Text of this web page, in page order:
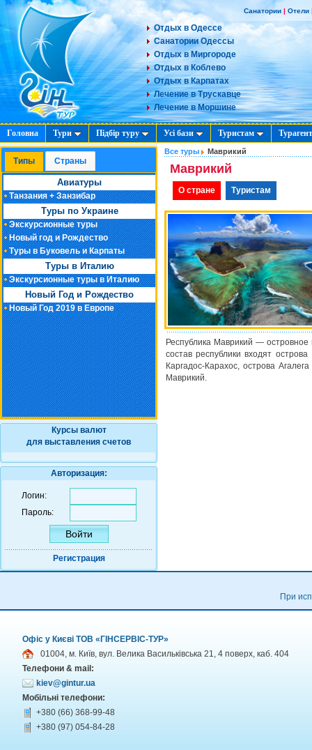
Санатории | Отели
Отдых в Одессе
Санатории Одессы
Отдых в Миргороде
Отдых в Коблево
Отдых в Карпатах
Лечение в Трускавце
Лечение в Моршине
Головна Тури Підбір туру Усі бази Туристам
Типы Cтраны
Авиатуры
Танзания + Занзибар
Туры по Украине
Экскурсионные туры
Новый год и Рождество
Туры в Буковель и Карпаты
Туры в Италию
Экскурсионные туры в Италию
Новый Год и Рождество
Новый Год 2019 в Европе
Курсы валют
для выставления счетов
Авторизация:
Логин:
Пароль:
Регистрация
Все туры Маврикий
Маврикий
О стране Туристам
Республика Маврикий — островное
состав республики входят
Каргадос-Карахос, острова
Маврикий.
При
Офіс у Києві ТОВ «ГІНСЕРВІС-ТУР»
01004, м. Київ, вул. Велика Васильківська 21, 4 поверх, каб. 404
Телефони & mail:
kiev@gintur.ua
Мобільні телефони:
+380 (66) 368-99-48
+380 (97) 054-84-28